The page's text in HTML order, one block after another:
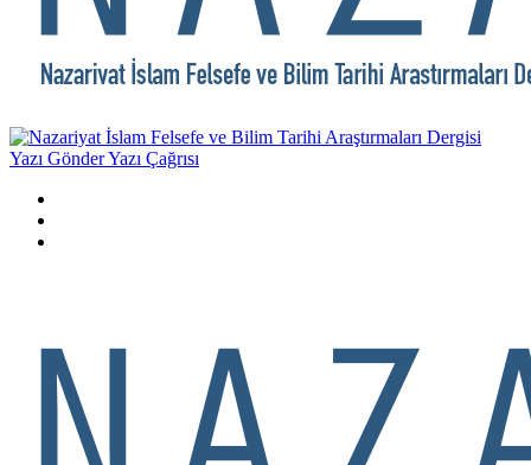
Yazı GönderYazı Çağrısı